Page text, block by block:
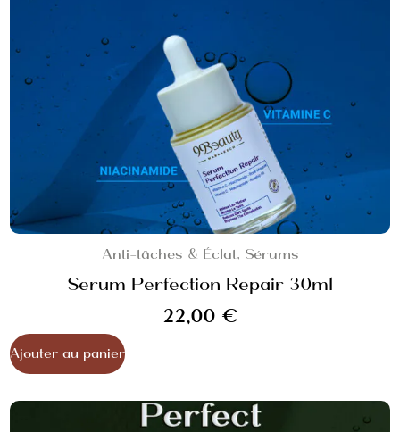
Anti-tâches & Éclat, Sérums
Serum Perfection Repair 30ml
22,00 €
Ajouter au panier